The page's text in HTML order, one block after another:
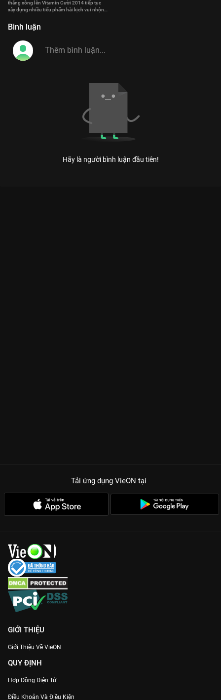
thắng xông lên Vitamin Cười 2014 tiếp tục
xây dựng nhiều tiểu phẩm hài kịch vui nhộn
sự tham gia góp mặt của nhiều thế hệ nghệ sĩ
tài năng trong nhiều lĩnh vực của showbiz
điểm hẹn cuối tuần lý tưởng cho khán giả mọi
lứa tuổi những phút giây thư giãn hoản hảo.
#vitamin_cuoi_2014
Bình luận
Hãy là người bình luận đầu tiên!
Tải ứng dụng VieON tại
GIỚI THIỆU
Giới Thiệu Về VieON
QUY ĐỊNH
Hợp Đồng Điện Tử
Điều Khoản Và Điều Kiện